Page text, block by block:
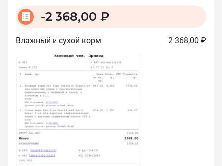
-2 368,00 ₽
Влажный и сухой корм 2 368,00 ₽